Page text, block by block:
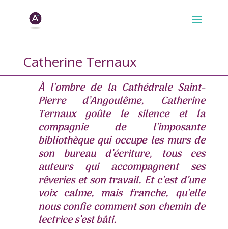
Catherine Ternaux
À l’ombre de la Cathédrale Saint-
Pierre d’Angoulême, Catherine
Ternaux goûte le silence et la
compagnie de l’imposante
bibliothèque qui occupe les murs de
son bureau d’écriture, tous ces
auteurs qui accompagnent ses
rêveries et son travail. Et c’est d’une
voix calme, mais franche, qu’elle
nous confie comment son chemin de
lectrice s’est bâti.